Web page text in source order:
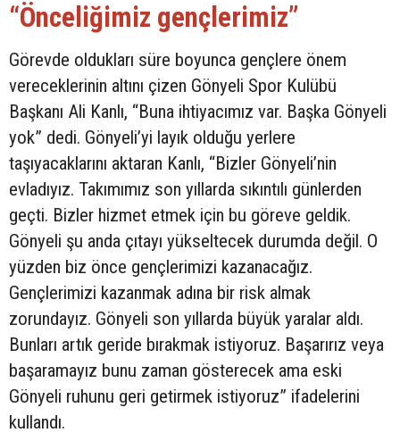
“Önceliğimiz gençlerimiz”
Görevde oldukları süre boyunca gençlere önem
vereceklerinin altını çizen Gönyeli Spor Kulübü
Başkanı Ali Kanlı, “Buna ihtiyacımız var. Başka Gönyeli
yok” dedi. Gönyeli’yi layık olduğu yerlere
taşıyacaklarını aktaran Kanlı, “Bizler Gönyeli’nin
evladıyız. Takımımız son yıllarda sıkıntılı günlerden
geçti. Bizler hizmet etmek için bu göreve geldik.
Gönyeli şu anda çıtayı yükseltecek durumda değil. O
yüzden biz önce gençlerimizi kazanacağız.
Gençlerimizi kazanmak adına bir risk almak
zorundayız. Gönyeli son yıllarda büyük yaralar aldı.
Bunları artık geride bırakmak istiyoruz. Başarırız veya
başaramayız bunu zaman gösterecek ama eski
Gönyeli ruhunu geri getirmek istiyoruz” ifadelerini
kullandı.